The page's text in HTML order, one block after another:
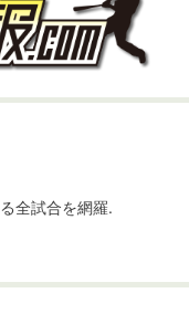
全試合を網羅.